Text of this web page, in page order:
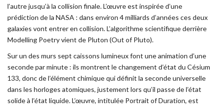
l’autre jusqu’à la collision finale. L’œuvre est inspirée d’une
prédiction de la NASA : dans environ 4 milliards d’années ces deux
galaxies vont entrer en collision. L’algorithme scientifique derrière
Modelling Poetry vient de Pluton (Out of Pluto).
Sur un des murs sept caissons lumineux font une animation d’une
seconde par minute : ils montrent le changement d’état du Césium
133, donc de l’élément chimique qui définit la seconde universelle
dans les horloges atomiques, justement lors qu’il passe de l’état
solide à l’état liquide. L’œuvre, intitulée Portrait of Duration, est